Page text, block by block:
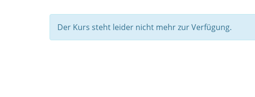
Der Kurs steht leider nicht mehr zur Verfügung.